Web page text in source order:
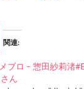
関連
ブロ – 惣田紗莉渚
ん